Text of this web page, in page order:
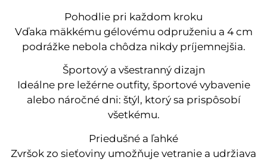
Pohodlie pri každom kroku
Vďaka mäkkému gélovému odpruženiu a 4 cm
podrážke nebola chôdza nikdy príjemnejšia.
Športový a všestranný dizajn
Ideálne pre ležérne outfity, športové vybavenie
alebo náročné dni: štýl, ktorý sa prispôsobí
všetkému.
Priedušné a ľahké
Zvršok zo sieťoviny umožňuje vetranie a udržiava